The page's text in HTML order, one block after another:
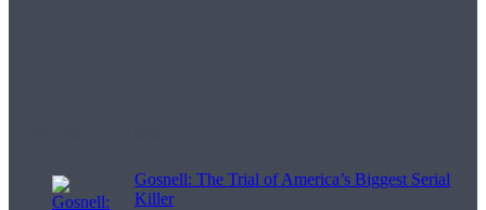
Gosnell: The Trial of America’s Biggest Serial
Killer